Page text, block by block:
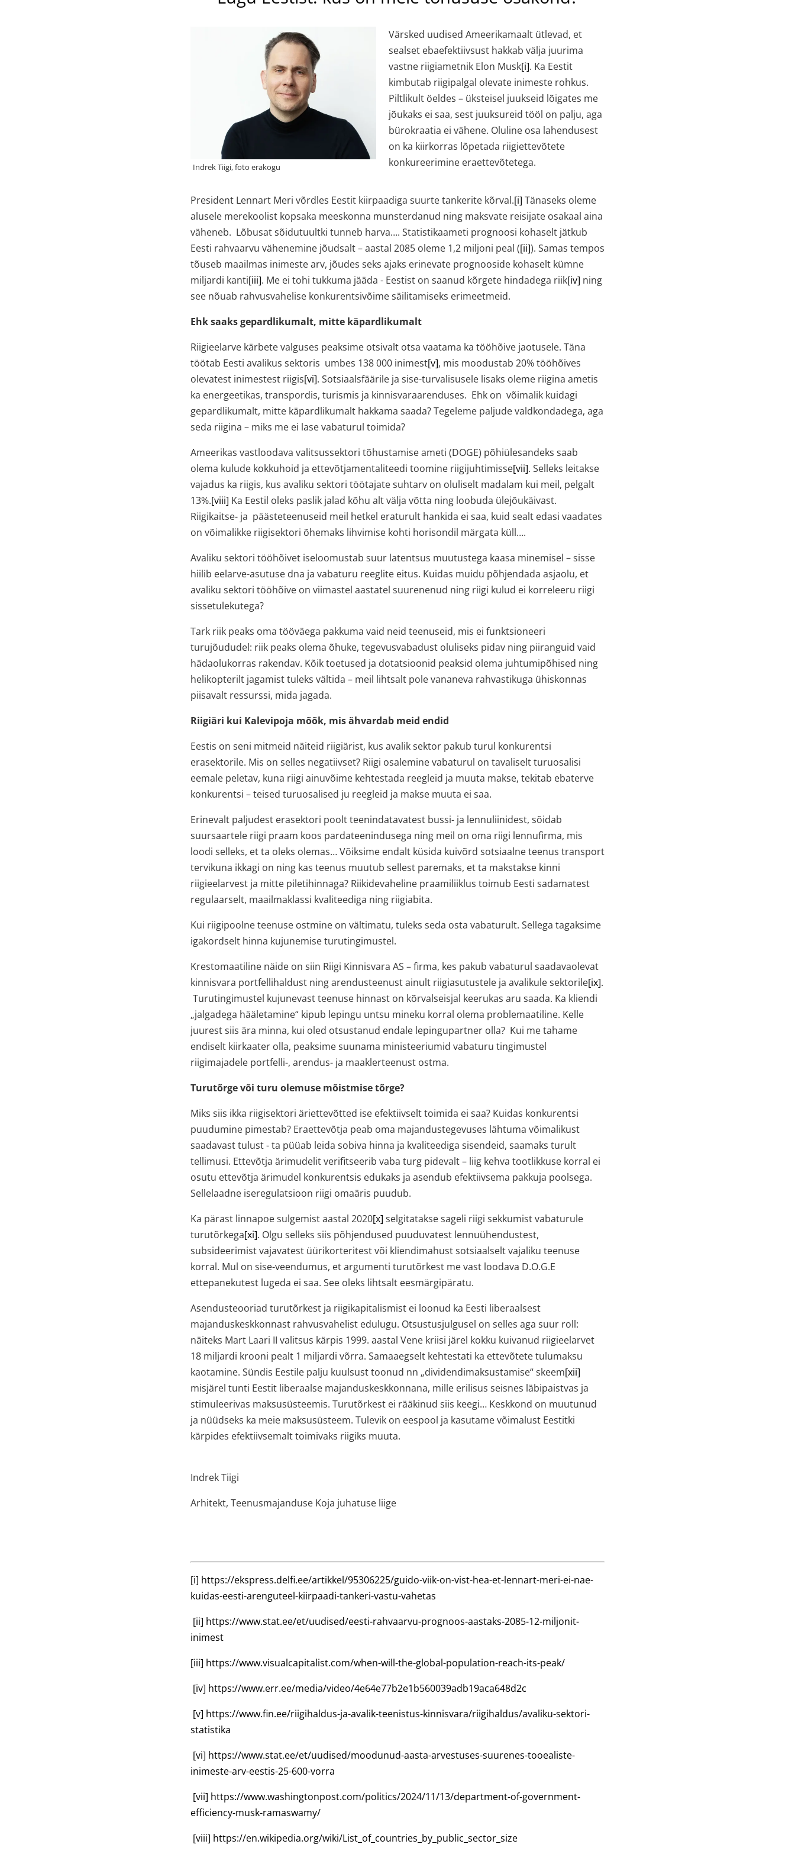
Värsked uudised Ameerikamaalt ütlevad, et
sealset ebaefektiivsust hakkab välja juurima
vastne riigiametnik Elon Musk[i]. Ka Eestit
kimbutab riigipalgal olevate inimeste rohkus.
Piltlikult öeldes – üksteisel juukseid lõigates me
jõukaks ei saa, sest juuksureid tööl on palju, aga
bürokraatia ei vähene. Oluline osa lahendusest
on ka kiirkorras lõpetada riigiettevõtete
konkureerimine eraettevõtetega.
President Lennart Meri võrdles Eestit kiirpaadiga suurte tankerite kõrval.[i] Tänaseks oleme
alusele merekoolist kopsaka meeskonna munsterdanud ning maksvate reisijate osakaal aina
väheneb. Lõbusat sõidutuultki tunneb harva…. Statistikaameti prognoosi kohaselt jätkub
Eesti rahvaarvu vähenemine jõudsalt – aastal 2085 oleme 1,2 miljoni peal ([ii]). Samas tempos
tõuseb maailmas inimeste arv, jõudes seks ajaks erinevate prognooside kohaselt kümne
miljardi kanti[iii]. Me ei tohi tukkuma jääda - Eestist on saanud kõrgete hindadega riik[iv] ning
see nõuab rahvusvahelise konkurentsivõime säilitamiseks erimeetmeid.
Ehk saaks gepardlikumalt, mitte käpardlikumalt
Riigieelarve kärbete valguses peaksime otsivalt otsa vaatama ka tööhõive jaotusele. Täna
töötab Eesti avalikus sektoris umbes 138 000 inimest[v], mis moodustab 20% tööhõives
olevatest inimestest riigis[vi]. Sotsiaalsfäärile ja sise-turvalisusele lisaks oleme riigina ametis
ka energeetikas, transpordis, turismis ja kinnisvaraarenduses. Ehk on võimalik kuidagi
gepardlikumalt, mitte käpardlikumalt hakkama saada? Tegeleme paljude valdkondadega, aga
seda riigina – miks me ei lase vabaturul toimida?
Ameerikas vastloodava valitsussektori tõhustamise ameti (DOGE) põhiülesandeks saab
olema kulude kokkuhoid ja ettevõtjamentaliteedi toomine riigijuhtimisse[vii]. Selleks leitakse
vajadus ka riigis, kus avaliku sektori töötajate suhtarv on oluliselt madalam kui meil, pelgalt
13%.[viii] Ka Eestil oleks paslik jalad kõhu alt välja võtta ning loobuda ülejõukäivast.
Riigikaitse- ja päästeteenuseid meil hetkel eraturult hankida ei saa, kuid sealt edasi vaadates
on võimalikke riigisektori õhemaks lihvimise kohti horisondil märgata küll….
Avaliku sektori tööhõivet iseloomustab suur latentsus muutustega kaasa minemisel – sisse
hiilib eelarve-asutuse dna ja vabaturu reeglite eitus. Kuidas muidu põhjendada asjaolu, et
avaliku sektori tööhõive on viimastel aastatel suurenenud ning riigi kulud ei korreleeru riigi
sissetulekutega?
Tark riik peaks oma tööväega pakkuma vaid neid teenuseid, mis ei funktsioneeri
turujõududel: riik peaks olema õhuke, tegevusvabadust oluliseks pidav ning piiranguid vaid
hädaolukorras rakendav. Kõik toetused ja dotatsioonid peaksid olema juhtumipõhised ning
helikopterilt jagamist tuleks vältida – meil lihtsalt pole vananeva rahvastikuga ühiskonnas
piisavalt ressurssi, mida jagada.
Riigiäri kui Kalevipoja mõõk, mis ähvardab meid endid
Eestis on seni mitmeid näiteid riigiärist, kus avalik sektor pakub turul konkurentsi
erasektorile. Mis on selles negatiivset? Riigi osalemine vabaturul on tavaliselt turuosalisi
eemale peletav, kuna riigi ainuvõime kehtestada reegleid ja muuta makse, tekitab ebaterve
konkurentsi – teised turuosalised ju reegleid ja makse muuta ei saa.
Erinevalt paljudest erasektori poolt teenindatavatest bussi- ja lennuliinidest, sõidab
suursaartele riigi praam koos pardateenindusega ning meil on oma riigi lennufirma, mis
loodi selleks, et ta oleks olemas… Võiksime endalt küsida kuivõrd sotsiaalne teenus transport
tervikuna ikkagi on ning kas teenus muutub sellest paremaks, et ta makstakse kinni
riigieelarvest ja mitte piletihinnaga? Riikidevaheline praamiliiklus toimub Eesti sadamatest
regulaarselt, maailmaklassi kvaliteediga ning riigiabita.
Kui riigipoolne teenuse ostmine on vältimatu, tuleks seda osta vabaturult. Sellega tagaksime
igakordselt hinna kujunemise turutingimustel.
Krestomaatiline näide on siin Riigi Kinnisvara AS – firma, kes pakub vabaturul saadavaolevat
kinnisvara portfellihaldust ning arendusteenust ainult riigiasutustele ja avalikule sektorile[ix].
Turutingimustel kujunevast teenuse hinnast on kõrvalseisjal keerukas aru saada. Ka kliendi
„jalgadega hääletamine“ kipub lepingu untsu mineku korral olema problemaatiline. Kelle
juurest siis ära minna, kui oled otsustanud endale lepingupartner olla? Kui me tahame
endiselt kiirkaater olla, peaksime suunama ministeeriumid vabaturu tingimustel
riigimajadele portfelli-, arendus- ja maaklerteenust ostma.
Turutõrge või turu olemuse mõistmise tõrge?
Miks siis ikka riigisektori äriettevõtted ise efektiivselt toimida ei saa? Kuidas konkurentsi
puudumine pimestab? Eraettevõtja peab oma majandustegevuses lähtuma võimalikust
saadavast tulust - ta püüab leida sobiva hinna ja kvaliteediga sisendeid, saamaks turult
tellimusi. Ettevõtja ärimudelit verifitseerib vaba turg pidevalt – liig kehva tootlikkuse korral ei
osutu ettevõtja ärimudel konkurentsis edukaks ja asendub efektiivsema pakkuja poolsega.
Sellelaadne iseregulatsioon riigi omaäris puudub.
Ka pärast linnapoe sulgemist aastal 2020[x] selgitatakse sageli riigi sekkumist vabaturule
turutõrkega[xi]. Olgu selleks siis põhjendused puuduvatest lennuühendustest,
subsideerimist vajavatest üürikorteritest või kliendimahust sotsiaalselt vajaliku teenuse
korral. Mul on sise-veendumus, et argumenti turutõrkest me vast loodava D.O.G.E
ettepanekutest lugeda ei saa. See oleks lihtsalt eesmärgipäratu.
Asendusteooriad turutõrkest ja riigikapitalismist ei loonud ka Eesti liberaalsest
majanduskeskkonnast rahvusvahelist edulugu. Otsustusjulgusel on selles aga suur roll:
näiteks Mart Laari II valitsus kärpis 1999. aastal Vene kriisi järel kokku kuivanud riigieelarvet
18 miljardi krooni pealt 1 miljardi võrra. Samaaegselt kehtestati ka ettevõtete tulumaksu
kaotamine. Sündis Eestile palju kuulsust toonud nn „dividendimaksustamise“ skeem[xii]
misjärel tunti Eestit liberaalse majanduskeskkonnana, mille erilisus seisnes läbipaistvas ja
stimuleerivas maksusüsteemis. Turutõrkest ei rääkinud siis keegi… Keskkond on muutunud
ja nüüdseks ka meie maksusüsteem. Tulevik on eespool ja kasutame võimalust Eestitki
kärpides efektiivsemalt toimivaks riigiks muuta.
Indrek Tiigi
Arhitekt, Teenusmajanduse Koja juhatuse liige
[i] https://ekspress.delfi.ee/artikkel/95306225/guido-viik-on-vist-hea-et-lennart-meri-ei-nae-
kuidas-eesti-arenguteel-kiirpaadi-tankeri-vastu-vahetas
[ii] https://www.stat.ee/et/uudised/eesti-rahvaarvu-prognoos-aastaks-2085-12-miljonit-
inimest
[iii] https://www.visualcapitalist.com/when-will-the-global-population-reach-its-peak/
[iv] https://www.err.ee/media/video/4e64e77b2e1b560039adb19aca648d2c
[v] https://www.fin.ee/riigihaldus-ja-avalik-teenistus-kinnisvara/riigihaldus/avaliku-sektori-
statistika
[vi] https://www.stat.ee/et/uudised/moodunud-aasta-arvestuses-suurenes-tooealiste-
inimeste-arv-eestis-25-600-vorra
[vii] https://www.washingtonpost.com/politics/2024/11/13/department-of-government-
efficiency-musk-ramaswamy/
[viii] https://en.wikipedia.org/wiki/List_of_countries_by_public_sector_size